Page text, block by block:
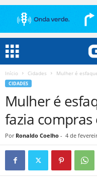
Início Cidades Mulher é
CIDADES
Mulher é
fazia
Por Ronaldo Coelho - 4 de